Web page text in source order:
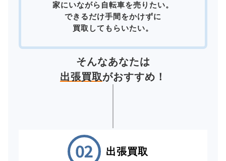
家にいながら自転車を売りたい。
できるだけ手間をかけずに
買取してもらいたい。
そんなあなたは
出張買取がおすすめ！
出張買取